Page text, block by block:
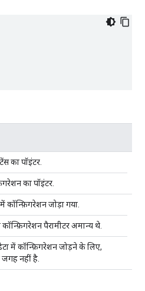
का पॉइंटर.
का पॉइंटर.
कॉन्फ़िगरेशन जोड़ा गया.
पैरामीटर अमान्य थे.
में कॉन्फ़िगरेशन जोड़ने के लिए,
नहीं है.